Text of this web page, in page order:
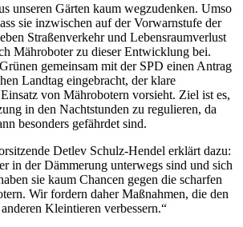
unseren Gärten kaum wegzudenken. Umso
sie inzwischen auf der Vorwarnstufe der
Straßenverkehr und Lebensraumverlust
Mähroboter zu dieser Entwicklung bei.
gemeinsam mit der SPD einen Antrag
Landtag eingebracht, der klare
von Mährobotern vorsieht. Ziel ist es,
in den Nachtstunden zu regulieren, da
besonders gefährdet sind.
Detlev Schulz-Hendel erklärt dazu:
in der Dämmerung unterwegs sind und sich
sie kaum Chancen gegen die scharfen
Wir fordern daher Maßnahmen, die den
Kleintieren verbessern.“